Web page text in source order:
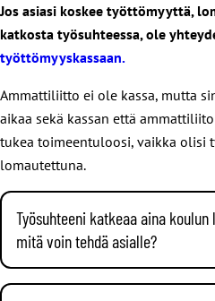
Jos asiasi koskee työttömyyttä,
katkosta työsuhteessa, ole
työttömyyskassaan.
Ammattiliitto ei ole kassa, mutta
aikaa sekä kassan että
tukea toimeentuloosi, vaikka olisi
lomautettuna.
Työsuhteeni katkeaa aina
mitä voin tehdä asialle?
Usein koulunkäynninohjaajien